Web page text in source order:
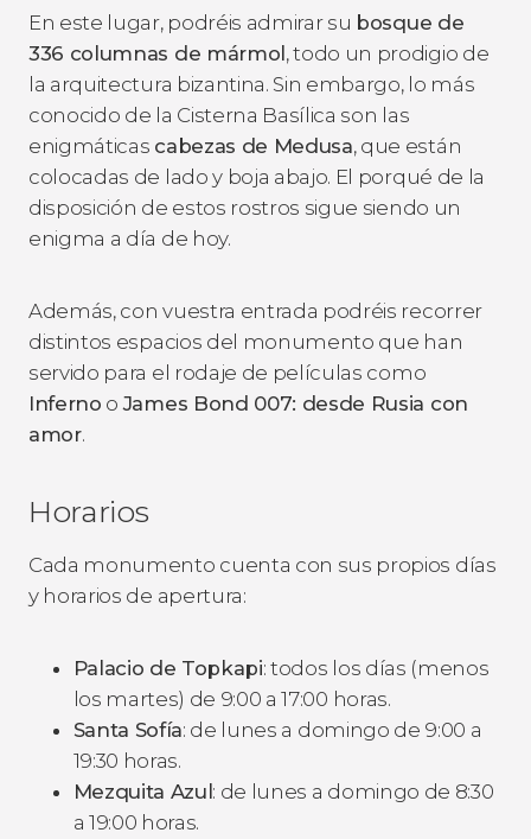
En este lugar, podréis admirar su bosque de
336 columnas de mármol, todo un prodigio de
la arquitectura bizantina. Sin embargo, lo más
conocido de la Cisterna Basílica son las
enigmáticas cabezas de Medusa, que están
colocadas de lado y boja abajo. El porqué de la
disposición de estos rostros sigue siendo un
enigma a día de hoy.
Además, con vuestra entrada podréis recorrer
distintos espacios del monumento que han
servido para el rodaje de películas como
Inferno oJames Bond 007: desde Rusia con
amor.
Horarios
Cada monumento cuenta con sus propios días
y horarios de apertura:
Palacio de Topkapi: todos los días (menos
los martes) de 9:00 a 17:00 horas.
Santa Sofía: de lunes a domingo de 9:00 a
19:30 horas.
Mezquita Azul: de lunes a domingo de 8:30
a 19:00 horas.